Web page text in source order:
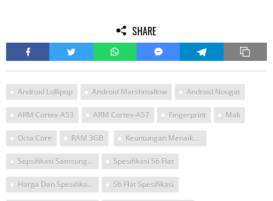
SHARE
Android Lollipop Android Marshmallow Android Nougat
ARM Cortex-A53 ARM Cortex-A57 Fingerprint Mali
Octa Core RAM 3GB Keuntungan Menaikkan Versi Samsung S6 Flat
Sepsifikasi Samsung S6 Flat Spesifikasi S6 Flat
Harga Dan Spesifikasi S6 Flat S6 Flat Spesifikasi